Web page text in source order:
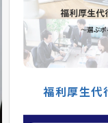
福利厚生代